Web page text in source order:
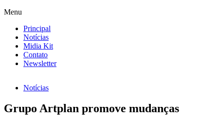
Menu
Principal
Notícias
Midia Kit
Contato
Newsletter
Notícias
Grupo Artplan promove mudanças